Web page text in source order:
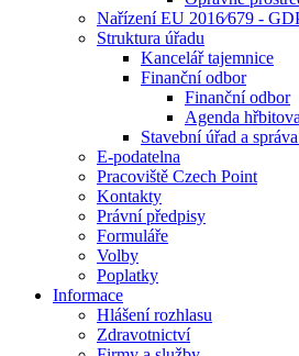
Nařízení EU 2016⁄679 -
Struktura úřadu
Kancelář tajemnice
Finanční odbor
Finanční odbor
Agenda hřbitova
Stavební úřad a
E-podatelna
Pracoviště Czech Point
Kontakty
Právní předpisy
Formuláře
Volby
Poplatky
Informace
Hlášení rozhlasu
Zdravotnictví